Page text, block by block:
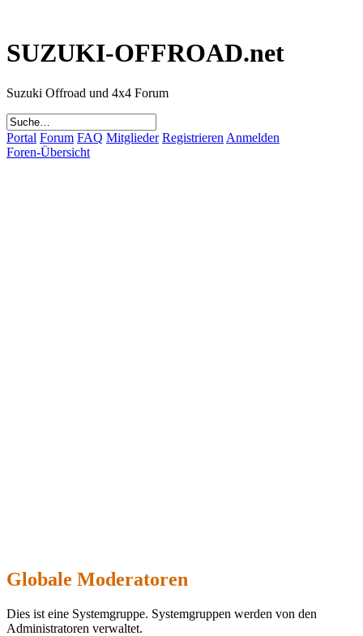
SUZUKI-OFFROAD.net
Suzuki Offroad und 4x4 Forum
Portal Forum FAQ Mitglieder Registrieren Anmelden
Foren-Übersicht
Globale Moderatoren
Dies ist eine Systemgruppe. Systemgruppen werden von den
Administratoren verwaltet.